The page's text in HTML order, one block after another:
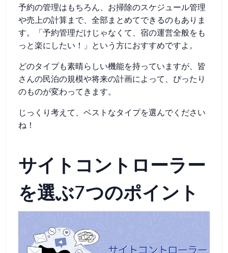
予約の管理はもちろん、お掃除のスケジュール管理
や売上の計算まで、全部まとめてできるのもありま
す。「予約管理だけじゃなくて、宿の運営全般をも
っと楽にしたい！」という方におすすめですよ。
どのタイプも素晴らしい機能を持っていますが、皆
さんの民泊の規模や将来の計画によって、ぴったり
のものが変わってきます。
じっくり考えて、ベストなタイプを選んでください
ね！
サイトコントローラー
を選ぶ7つのポイント